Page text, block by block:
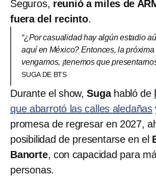
Seguros, reunió a miles de
fuera del recinto.
“¿Por casualidad hay algún estadio
aquí en México? Entonces, la
vengamos, ¡tenemos que
SUGA DE BTS
Durante el show,Suga habló de
que abarrotó las calles aledañas
promesa de regresar en 2027,
posibilidad de presentarse en el
Banorte, con capacidad para
personas.